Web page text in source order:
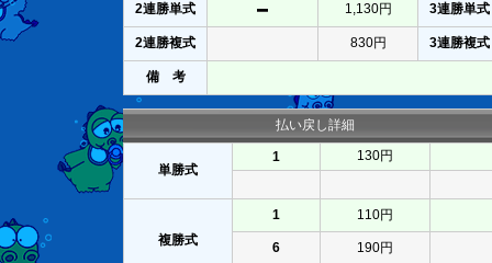
2連勝単式 1,130円 3連勝単式
2連勝複式 830円 3連勝複式
備 考
払い戻し詳細
単勝式
1 130円
複勝式
1 110円
6 190円